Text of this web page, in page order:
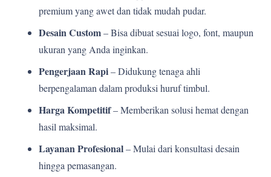
premium yang awet dan tidak mudah pudar.
Desain Custom– Bisa dibuat sesuai logo, font, maupun
ukuran yang Anda inginkan.
Pengerjaan Rapi– Didukung tenaga ahli
berpengalaman dalam produksi huruf timbul.
Harga Kompetitif– Memberikan solusi hemat dengan
hasil maksimal.
Layanan Profesional– Mulai dari konsultasi desain
hingga pemasangan.